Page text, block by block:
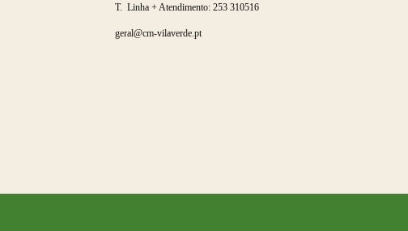
T. Linha + Atendimento: 253 310516
geral@cm-vilaverde.pt